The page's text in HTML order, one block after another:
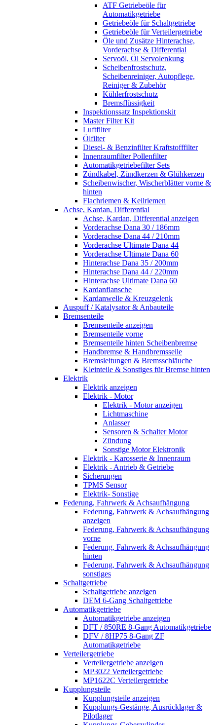
ATF Getriebeöle für
Automatikgetriebe
Getriebeöle für Schaltgetriebe
Getriebeöle für Verteilergetriebe
Öle und Zusätze Hinterachse,
Vorderachse & Differential
Servoöl, Öl Servolenkung
Scheibenfrostschutz,
Scheibenreiniger, Autopflege,
Reiniger & Zubehör
Kühlerfrostschutz
Bremsflüssigkeit
Inspektionssatz Inspektionskit
Master Filter Kit
Luftfilter
Ölfilter
Diesel- & Benzinfilter Kraftstofffilter
Innenraumfilter Pollenfilter
Automatikgetriebefilter Sets
Zündkabel, Zündkerzen & Glühkerzen
Scheibenwischer, Wischerblätter vorne &
hinten
Flachriemen & Keilriemen
Achse, Kardan, Differential
Achse, Kardan, Differential anzeigen
Vorderachse Dana 30 / 186mm
Vorderachse Dana 44 / 210mm
Vorderachse Ultimate Dana 44
Vorderachse Ultimate Dana 60
Hinterachse Dana 35 / 200mm
Hinterachse Dana 44 / 220mm
Hinterachse Ultimate Dana 60
Kardanflansche
Kardanwelle & Kreuzgelenk
Auspuff / Katalysator & Anbauteile
Bremsenteile
Bremsenteile anzeigen
Bremsenteile vorne
Bremsenteile hinten Scheibenbremse
Handbremse & Handbremsseile
Bremsleitungen & Bremsschläuche
Kleinteile & Sonstiges für Bremse hinten
Elektrik
Elektrik anzeigen
Elektrik - Motor
Elektrik - Motor anzeigen
Lichtmaschine
Anlasser
Sensoren & Schalter Motor
Zündung
Sonstige Motor Elektronik
Elektrik - Karosserie & Innenraum
Elektrik - Antrieb & Getriebe
Sicherungen
TPMS Sensor
Elektrik- Sonstige
Federung, Fahrwerk & Achsaufhängung
Federung, Fahrwerk & Achsaufhängung
anzeigen
Federung, Fahrwerk & Achsaufhängung
vorne
Federung, Fahrwerk & Achsaufhängung
hinten
Federung, Fahrwerk & Achsaufhängung
sonstiges
Schaltgetriebe
Schaltgetriebe anzeigen
DEM 6-Gang Schaltgetriebe
Automatikgetriebe
Automatikgetriebe anzeigen
DFT / 850RE 8-Gang Automatikgetriebe
DFV / 8HP75 8-Gang ZF
Automatikgetriebe
Verteilergetriebe
Verteilergetriebe anzeigen
MP3022 Verteilergetriebe
MP1622C Verteilergetriebe
Kupplungsteile
Kupplungsteile anzeigen
Kupplungs-Gestänge, Ausrücklager &
Pilotlager